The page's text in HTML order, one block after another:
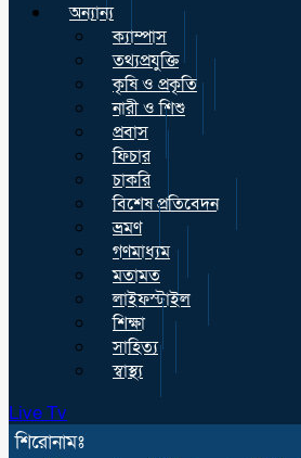
অন্যান্য
ক্যাম্পাস
তথ্যপ্রযুক্তি
কৃষি ও প্রকৃতি
নারী ও শিশু
প্রবাস
ফিচার
চাকরি
বিশেষ প্রতিবেদন
ভ্রমণ
গণমাধ্যম
মতামত
লাইফস্টাইল
শিক্ষা
সাহিত্য
স্বাস্থ্য
Live Tv
শিরোনামঃ